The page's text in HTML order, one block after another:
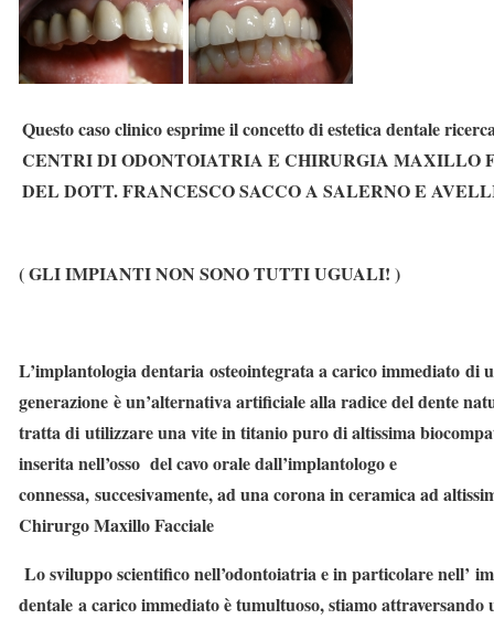
Questo caso clinico esprime il concetto di estetica dentale
CENTRI DI ODONTOIATRIA E CHIRURGIA MAXILLO
DEL DOTT. FRANCESCO SACCO A SALERNO E
(GLI IMPIANTI NON SONO TUTTI UGUALI! )
L’implantologia dentaria osteointegrata a carico immediato di
generazione è un’alternativa artificiale alla radice del dente
tratta di utilizzare una vite in titanio puro di altissima
inserita nell’osso del cavo orale dall’implantologo e
connessa, succesivamente, ad una corona in ceramica ad
Chirurgo Maxillo Facciale
Lo sviluppo scientifico nell’odontoiatria e in particolare nell’
dentale a carico immediato è tumultuoso, stiamo attraversando